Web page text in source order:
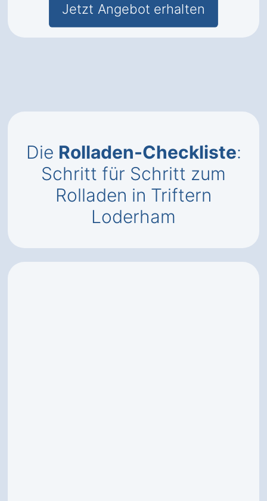
Jetzt Angebot erhalten
Die Rolladen-Checkliste:
Schritt für Schritt zum
Rolladen in Triftern
Loderham